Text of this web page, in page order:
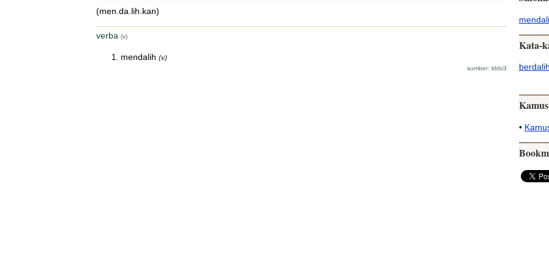
(men.da.lih.kan)
verba (v)
mendalih (v)
sumber: kbbi3
Kata-
•